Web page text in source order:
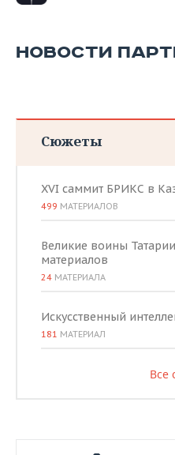
НОВОСТИ
Сюжеты
XVI саммит БРИКС в
499 МАТЕРИАЛОВ
Великие воины
материалов
24 МАТЕРИАЛА
Искусственный
181 МАТЕРИАЛ
Все